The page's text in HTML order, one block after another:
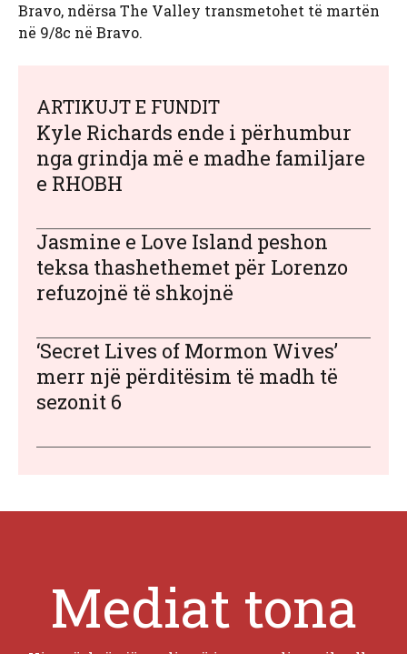
Bravo, ndërsa The Valley transmetohet të martën
në 9/8c në Bravo.
ARTIKUJT E FUNDIT
Kyle Richards ende i përhumbur
nga grindja më e madhe familjare
e RHOBH
Jasmine e Love Island peshon
teksa thashethemet për Lorenzo
refuzojnë të shkojnë
‘Secret Lives of Mormon Wives’
merr një përditësim të madh të
sezonit 6
Mediat tona